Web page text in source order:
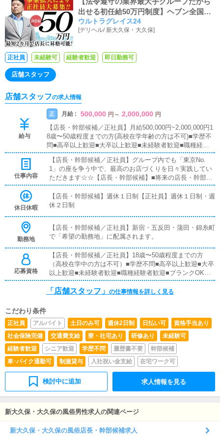
出せる初任給50万円制度】ヘブン全国総
合1位、ヘブンプレミアム全国1位、日本
を代表する業界最大手！ウルトラグルー
あるアナタなら積極的に昇給・昇格させ
ることを約束します！！風俗のお仕事が
ウルトラグレイス24
[デリヘル/ 新大久保・大久保]
正社員 未経験可 経験者歓迎 即日勤務可
店舗スタッフ
店舗スタッフの求人情報
給与
正 月給 : 500,000 円 ～ 2,000,000 円
【店長・幹部候補／正社員】月給500,000円~2,000,000円1
8歳〜50歳程度までの方(高校在学年齢の方は不可)■学歴不
問■高卒以上歓迎■大卒以上歓迎■未経験者歓迎■職種経験
者歓迎■ブランクOK全国総合第1位のウルトラグループで
働いてみたいという方なら、どなたでも大歓迎です！
仕事内容
【店長・幹部候補／正社員】グループ内でも「東京No.
1」の座を争う中で、最高のお店づくりを日々実践してい
ただきます☆☆【店長・幹部候補】■将来の店長・幹部候
補として経験を積んでいただきます。まずは『受付スタッ
フ』と同様に、接客や受付業務からスタートしていただき
ます。業務に慣れてきたら、『キャストの管理』や『経営
こともあります。【正社員】■対面接客業務お客様からの
お問い合わせ対応や、一部店舗においてはご来店されたお
客様の案内をお願いします。予約の確認、会計作業、注意
事項のご案内などを担当していただきます。簡単なマニュ
アルがあり、先輩スタッフについて学びながら業務を覚え
ていけるので、未経験の方でも安心です。■企画の立案店
いただきます。【新規のお客様の増加】【リピート率の向
がしっかり稼げるよう、インターネットを活用したPR
（写メ日記など）の効果的な使い方をアドバイスしていた
だきます。■PC更新業務ヘブンネットなどポータルサイト
の店舗情報を更新します。キャストの出勤情報やイベン
ト、求人ブログの作成などを行います。基本的にはボタン
操作や簡単な文字入力ができれば大丈夫です。PCが苦手
な方でも問題なくできます。■清掃・備品管理お客様やキ
ャストに快適に過ごしていただけるよう、店内の清掃や備
品の管理・補充をお願いします。・お客様にとっての「最
高」とは何か・キャストにとっての「最高」とは何か・仲
間である従業員にとっての「最高」とは何かこれらを日々
の業務の中で常に考え、それを実現（具現化・可視化）し
ていくことが、店長・幹部の基本的な役割です。
休日休暇
【店長・幹部候補】週休１日制【正社員】週休１日制・週
休２日制
勤務地
【店長・幹部候補／正社員】新宿・五反田・蒲田・錦糸町
で「希望の勤務地」に配属されます。
応募資格
【店長・幹部候補／正社員】18歳〜50歳程度までの方
（高校在学中の方は不可）■学歴不問■高卒以上歓迎■大卒
以上歓迎■未経験者歓迎■職種経験者歓迎■ブランクOK全
国総合第1位のウルトラグループで働いてみたいという方
なら、どなたでも大歓迎です！
「店舗スタッフ」 の仕事情報を詳しく見る
こだわり条件
正社員 アルバイト 土日のみ可 週休2日制 日払い可
資格手当あり
社会保険完備
交通費支給 寮・社宅あり 研修あり
未経験可
経験者歓迎
シニア歓迎 学歴不問 履歴書不要
幹部候補
車･バイク通勤可
制服貸与 入社祝い金支給 在宅ワーク可
検討中に追加 求人情報を見る
新大久保・大久保の風俗男性求人の関連ページ
新大久保・大久保の風俗店長・幹部候補求人